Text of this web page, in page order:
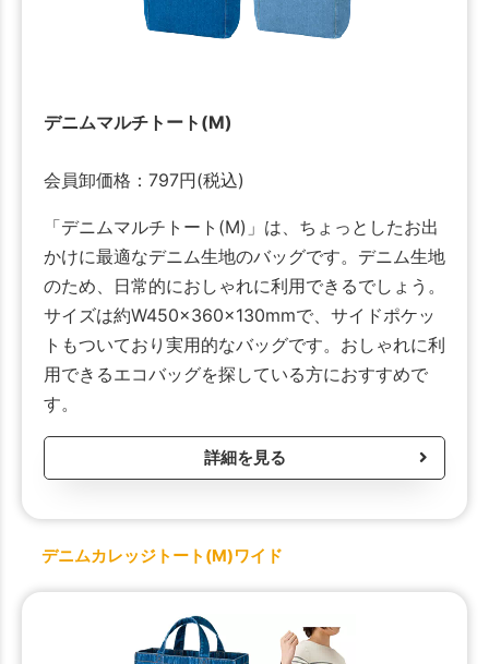
デニムマルチトート(M)
会員卸価格： 797円(税込)
「デニムマルチトート(M)」は、ちょっとしたお出
かけに最適なデニム生地のバッグです。デニム生地
のため、日常的におしゃれに利用できるでしょう。
サイズは約W450×360×130mmで、サイドポケッ
トもついており実用的なバッグです。おしゃれに利
用できるエコバッグを探している方におすすめで
す。
詳細を見る
デニムカレッジトート(M)ワイド